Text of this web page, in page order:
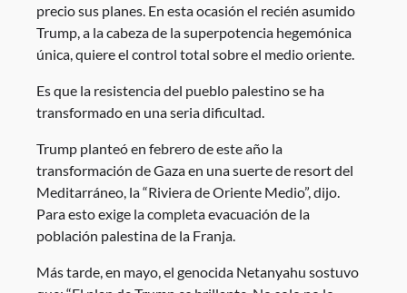
precio sus planes. En esta ocasión el recién asumido
Trump, a la cabeza de la superpotencia hegemónica
única, quiere el control total sobre el medio oriente.
Es que la resistencia del pueblo palestino se ha
transformado en una seria dificultad.
Trump planteó en febrero de este año la
transformación de Gaza en una suerte de resort del
Meditarráneo, la “Riviera de Oriente Medio”, dijo.
Para esto exige la completa evacuación de la
población palestina de la Franja.
Más tarde, en mayo, el genocida Netanyahu sostuvo